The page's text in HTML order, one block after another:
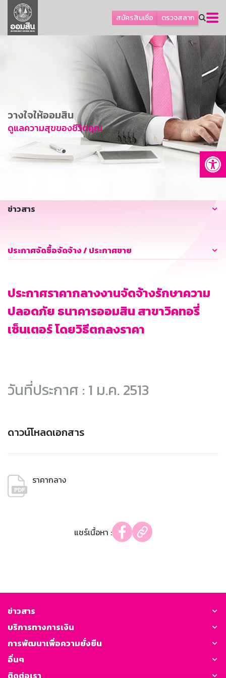
สมัครสินเชื่อ ตรวจสลาก
ลูกค้าธุรกิจ
ลูกค้าผู้ประกอบรายย่อย
การพัฒนาที่ยั่งยืน
ข่าวสาร
บริการทางการเงิน
อื่นๆ
วางใจให้ออมสิน
ดูแลความสุขของชีวิตคุณ
ข่าวสาร
ประกาศจัดซื้อจัดจ้าง / ประกาศขาย
ประกาศราคากลางงานจัดจ้างรักษาความ
ปลอดภัย ธนาคารออมสิน สาขาวิคทอรี่
เซ็นเตอร์ โดยวิธีตกลงราคา
วันที่ประกาศ : 1 ม.ค. 2513
ดาวน์โหลดเอกสาร
ราคากลาง
แชร์เนื้อหา :
ข่าวสาร
บริการทางการเงิน
การพัฒนาเพื่อความยั่งยืน
อื่นๆ